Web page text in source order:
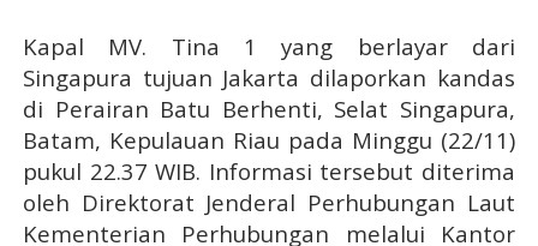
Kapal MV. Tina 1 yang berlayar dari
Singapura tujuan Jakarta dilaporkan kandas
di Perairan Batu Berhenti, Selat Singapura,
Batam, Kepulauan Riau pada Minggu (22/11)
pukul 22.37 WIB. Informasi tersebut diterima
oleh Direktorat Jenderal Perhubungan Laut
Kementerian Perhubungan melalui Kantor